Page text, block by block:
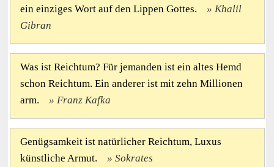
ein einziges Wort auf den Lippen Gottes.
Khalil
Gibran
Was ist Reichtum? Für jemanden ist ein altes Hemd
schon Reichtum. Ein anderer ist mit zehn Millionen
arm.
Franz Kafka
Genügsamkeit ist natürlicher Reichtum, Luxus
künstliche Armut.
Sokrates